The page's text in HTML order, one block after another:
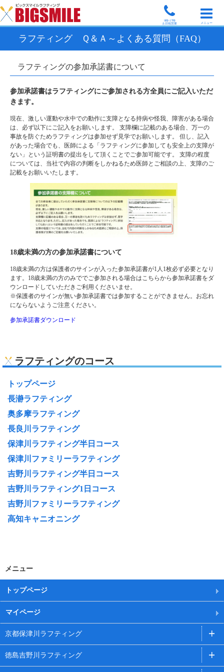
9時-17時
土日祝営業
メニュー
ラフティング Ｑ＆Ａ～よくある質問（FAQ）
ラフティングの参加承諾書について
参加承諾書はラフティングにご参加される方全員にご記入いただ
きます。
現在、激しい運動や水中での動作に支障となる持病や怪我、障害がある場合
は、必ず以下にご記入をお願いします。 支障欄に記載のある場合、万一の
事故を防ぐためラフティングは参加せず見学でお願いします。 但し、記入
があった場合でも、医師による「ラフティングに参加しても安全上の支障が
ない」という証明書の提出をして頂くことでご参加可能です。 支障の程度
については、当社で内容の判断をしかねるため医師とご相談の上、支障のご
記載をお願いいたします。
18歳未満の方の参加承諾書について
18歳未満の方は保護者のサインが入った参加承諾書が1人1枚必ず必要となり
ます。18歳未満の方のみででご参加される場合はこちらから参加承諾書をダ
ウンロードしていただきご利用くださいませ。
※保護者のサインが無い参加承諾書では参加することができません。お忘れ
にならないようご注意ください。
参加承諾書ダウンロード
ラフティングのコース
トップページ
長瀞ラフティング
奥多摩ラフティング
長良川ラフティング
保津川ラフティング半日コース
保津川ファミリーラフティング
吉野川ラフティング半日コース
吉野川ラフティング1日コース
吉野川ファミリーラフティング
高知キャニオニング
メニュー
トップページ
マイページ
京都保津川ラフティング
徳島吉野川ラフティング